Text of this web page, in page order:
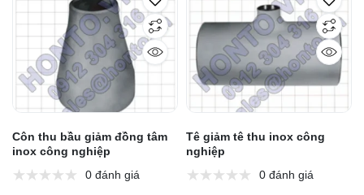
Côn thu bầu giảm đồng tâm
inox công nghiệp
0 đánh giá
Tê giảm tê thu inox công
nghiệp
0 đánh giá